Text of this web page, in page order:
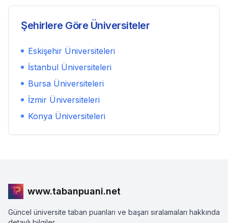
Şehirlere Göre Üniversiteler
Eskişehir Üniversiteleri
İstanbul Üniversiteleri
Bursa Üniversiteleri
İzmir Üniversiteleri
Konya Üniversiteleri
www.tabanpuani.net
Güncel üniversite taban puanları ve başarı sıralamaları hakkında